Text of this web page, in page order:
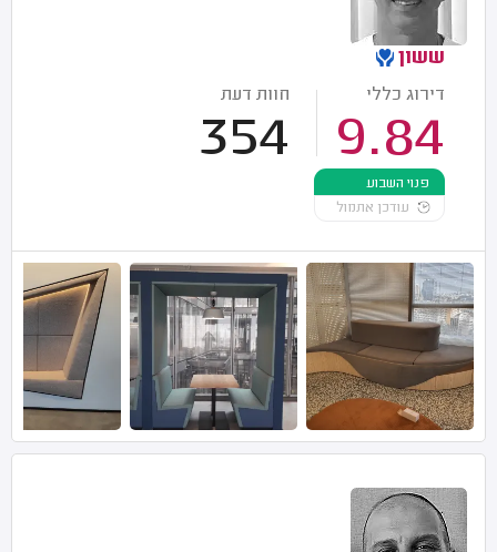
ששון
דירוג כללי
9.84
חוות דעת
354
פנוי השבוע
עודכן אתמול